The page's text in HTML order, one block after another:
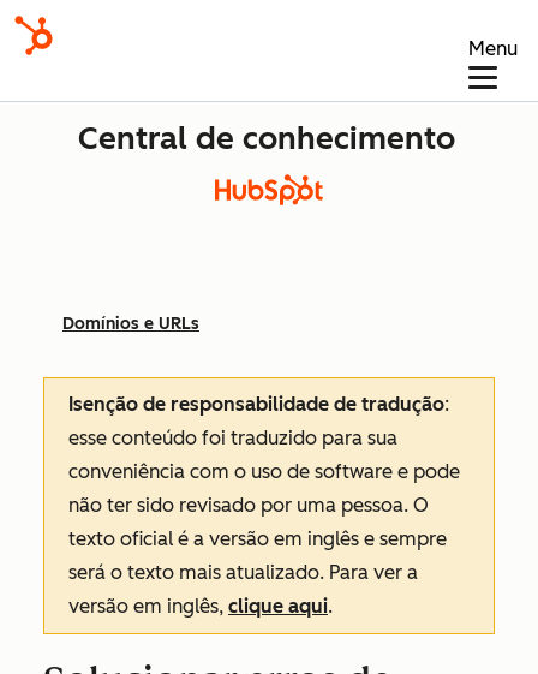
Menu
Central de conhecimento
Domínios e URLs
Isenção de responsabilidade de tradução:
esse conteúdo foi traduzido para sua
conveniência com o uso de software e pode
não ter sido revisado por uma pessoa. O
texto oficial é a versão em inglês e sempre
será o texto mais atualizado. Para ver a
versão em inglês, clique aqui.